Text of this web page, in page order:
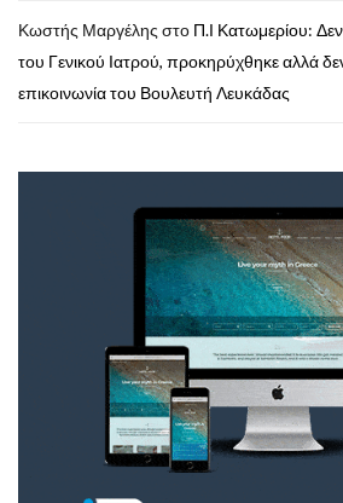
Κωστής Μαργέλης στο Π.Ι Κατωμερίου:
του Γενικού Ιατρού, προκηρύχθηκε αλλά
επικοινωνία του Βουλευτή Λευκάδας